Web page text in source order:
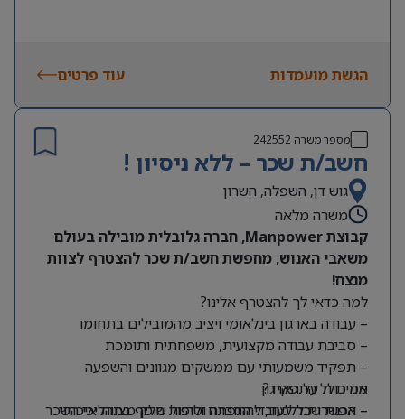
הגשת מועמדות עוד פרטים
מספר משרה 242552
חשב/ת שכר – ללא ניסיון !
גוש דן, השפלה, השרון
משרה מלאה
קבוצת Manpower, חברה גלובלית מובילה בעולם
משאבי האנוש, מחפשת חשב/ת שכר להצטרף לצוות
מנצח!
למה כדאי לך להצטרף אלינו?
– עבודה בארגון בינלאומי ויציב מהמובילים בתחומו
– סביבת עבודה מקצועית, משפחתית ותומכת
– תפקיד משמעותי עם ממשקים מגוונים והשפעה
אמיתית על הארגון
– אפשרות ללמוד, להתפתח ולהיות חלק מצוות איכותי
מה כולל התפקיד?
– הכנת שכר לעובדי החברה וטיפול שוטף בתהליכי השכר